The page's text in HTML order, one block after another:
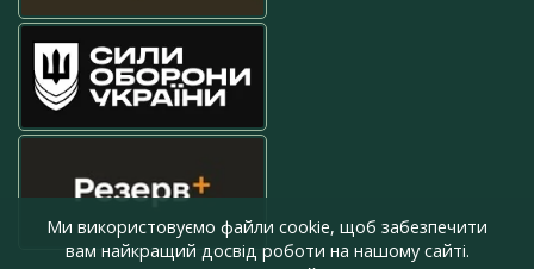
Ми використовуємо файли cookie, щоб забезпечити
вам найкращий досвід роботи на нашому сайті.